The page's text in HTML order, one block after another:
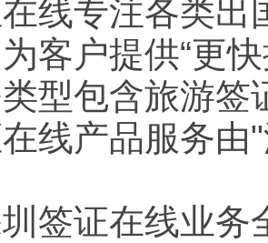
线专注各类出
客户提供“更
型包含旅游签
线产品服务由
签证在线业务